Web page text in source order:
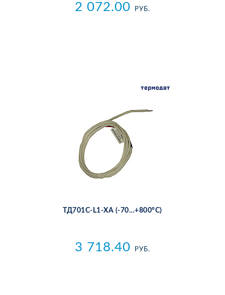
2 072.00 РУБ.
ТД701C-L1-ХА (-70…+800°С)
3 718.40 РУБ.